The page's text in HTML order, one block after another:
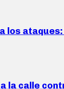
los
la calle